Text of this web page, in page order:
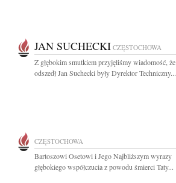
JAN SUCHECKI CZĘSTOCHOWA
Z głębokim smutkiem przyjęliśmy wiadomość, że
odszedł Jan Suchecki były Dyrektor Techniczny...
CZĘSTOCHOWA
Bartoszowi Osetowi i Jego Najbliższym wyrazy
głębokiego współczucia z powodu śmierci Taty...